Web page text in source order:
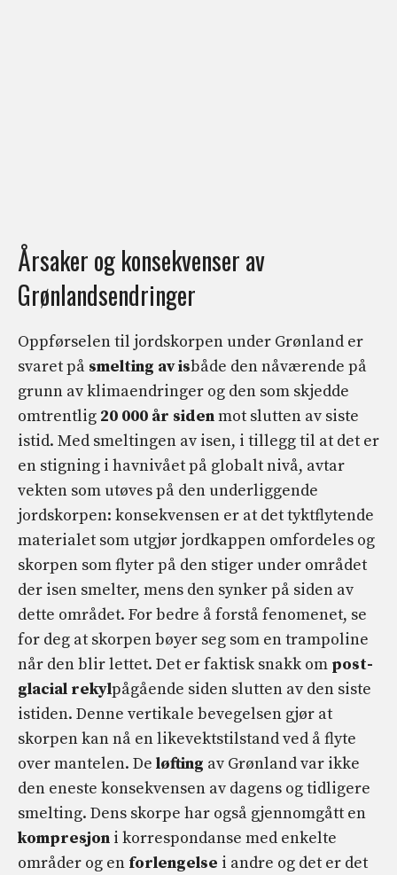
Årsaker og konsekvenser av
Grønlandsendringer
Oppførselen til jordskorpen under Grønland er
svaret på smelting av isbåde den nåværende på
grunn av klimaendringer og den som skjedde
omtrentlig 20 000 år sidenmot slutten av siste
istid. Med smeltingen av isen, i tillegg til at det er
en stigning i havnivået på globalt nivå, avtar
vekten som utøves på den underliggende
jordskorpen: konsekvensen er at det tyktflytende
materialet som utgjør jordkappen omfordeles og
skorpen som flyter på den stiger under området
der isen smelter, mens den synker på siden av
dette området. For bedre å forstå fenomenet, se
for deg at skorpen bøyer seg som en trampoline
når den blir lettet. Det er faktisk snakk om post-
glacial rekylpågående siden slutten av den siste
istiden. Denne vertikale bevegelsen gjør at
skorpen kan nå en likevektstilstand ved å flyte
over mantelen. De løfting av Grønland var ikke
den eneste konsekvensen av dagens og tidligere
smelting. Dens skorpe har også gjennomgått en
kompresjon i korrespondanse med enkelte
områder og en forlengelse i andre og det er det